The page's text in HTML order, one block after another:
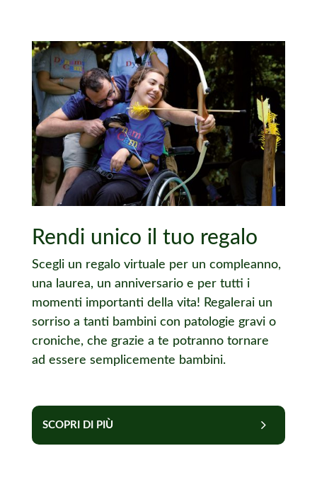
Rendi unico il tuo regalo
Scegli un regalo virtuale per un compleanno,
una laurea, un anniversario e per tutti i
momenti importanti della vita! Regalerai un
sorriso a tanti bambini con patologie gravi o
croniche, che grazie a te potranno tornare
ad essere semplicemente bambini.
SCOPRI DI PIÙ